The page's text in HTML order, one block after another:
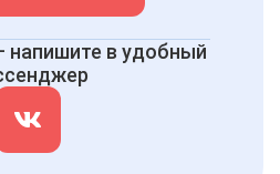
напишите в удобный